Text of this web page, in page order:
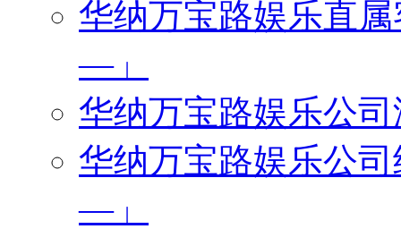
华纳万宝路娱乐直
—」
华纳万宝路娱乐公
华纳万宝路娱乐公
—」